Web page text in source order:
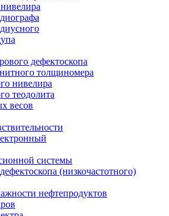
дефектоскопа
толщиномера
нивелира
теодолита
весов
системы
(низкочастотного)
нефтепродуктов